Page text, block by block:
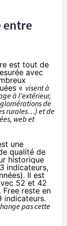
entre
est tout de
avec
« visent à
à l'extérieur,
de
rurales…) et de
web et
une
qualité de
historique
indicateurs,
Il est
52 et 42
Free reste en
indicateurs.
pas cette